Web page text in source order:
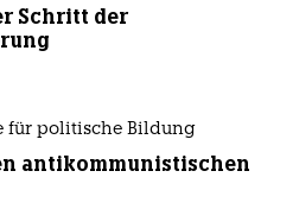
Schritt der
für politische Bildung
antikommunistischen